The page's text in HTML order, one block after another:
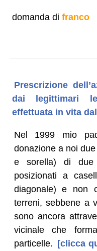
domanda di franco
Prescrizione
dai legittimari
effettuata in vita
Nel 1999 mio
donazione a noi
e sorella) di due
posizionati a
diagonale) e non
terreni, sebbene a
sono ancora
vicinale che
particelle. [clicca